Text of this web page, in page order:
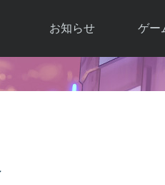
お知らせ
お知らせ一覧
ゲー
ソウ